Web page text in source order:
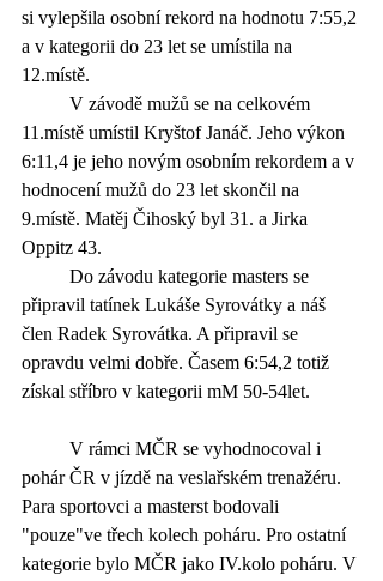
si vylepšila osobní rekord na hodnotu 7:55,2
a v kategorii do 23 let se umístila na
12.místě.
11.místě umístil Kryštof Janáč. Jeho výkon
6:11,4 je jeho novým osobním rekordem a v
hodnocení mužů do 23 let skončil na
9.místě. Matěj Čihoský byl 31. a Jirka
Oppitz 43.
připravil tatínek Lukáše Syrovátky a náš
člen Radek Syrovátka. A připravil se
opravdu velmi dobře. Časem 6:54,2 totiž
získal stříbro v kategorii mM 50-54let.
pohár ČR v jízdě na veslařském trenažéru.
Para sportovci a masterst bodovali
"pouze"ve třech kolech poháru. Pro ostatní
kategorie bylo MČR jako IV.kolo poháru. V